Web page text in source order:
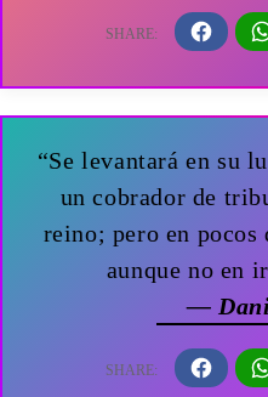
“Se levantará en su
un cobrador de
reino; pero en pocos
aunque no en
—